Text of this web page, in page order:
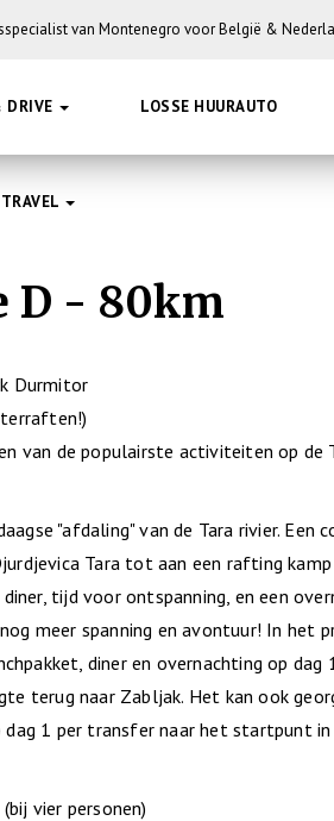
van Montenegro voor België &
DRIVE LOSSE HUURAUTO
D - 80km
Durmitor
van de populairste activiteiten op de
"afdaling" van de Tara rivier. Een
Tara tot aan een rafting
tijd voor ontspanning, en een
meer spanning en avontuur! In het
diner en overnachting op
terug naar Zabljak. Het kan ook
dag 1 per transfer naar het startpunt
(bij vier personen)